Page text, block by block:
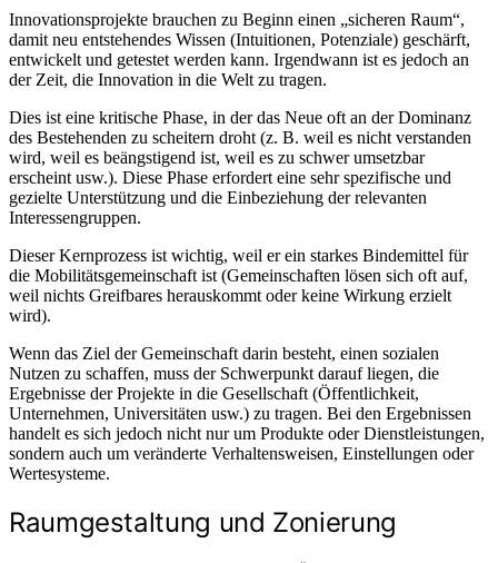
Innovationsprojekte brauchen zu Beginn einen „sicheren Raum“,
damit neu entstehendes Wissen (Intuitionen, Potenziale) geschärft,
entwickelt und getestet werden kann. Irgendwann ist es jedoch an
der Zeit, die Innovation in die Welt zu tragen.
Dies ist eine kritische Phase, in der das Neue oft an der Dominanz
des Bestehenden zu scheitern droht (z. B. weil es nicht verstanden
wird, weil es beängstigend ist, weil es zu schwer umsetzbar
erscheint usw.). Diese Phase erfordert eine sehr spezifische und
gezielte Unterstützung und die Einbeziehung der relevanten
Interessengruppen.
Dieser Kernprozess ist wichtig, weil er ein starkes Bindemittel für
die Mobilitätsgemeinschaft ist (Gemeinschaften lösen sich oft auf,
weil nichts Greifbares herauskommt oder keine Wirkung erzielt
wird).
Wenn das Ziel der Gemeinschaft darin besteht, einen sozialen
Nutzen zu schaffen, muss der Schwerpunkt darauf liegen, die
Ergebnisse der Projekte in die Gesellschaft (Öffentlichkeit,
Unternehmen, Universitäten usw.) zu tragen. Bei den Ergebnissen
handelt es sich jedoch nicht nur um Produkte oder Dienstleistungen,
sondern auch um veränderte Verhaltensweisen, Einstellungen oder
Wertesysteme.
Raumgestaltung und Zonierung